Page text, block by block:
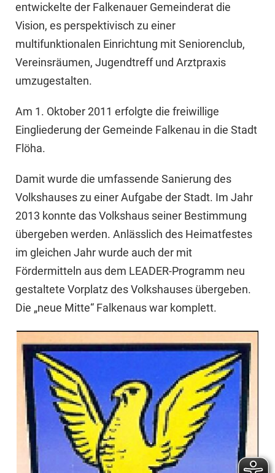
entwickelte der Falkenauer Gemeinderat die
Vision, es perspektivisch zu einer
multifunktionalen Einrichtung mit Seniorenclub,
Vereinsräumen, Jugendtreff und Arztpraxis
umzugestalten.
Am 1. Oktober 2011 erfolgte die freiwillige
Eingliederung der Gemeinde Falkenau in die Stadt
Flöha.
Damit wurde die umfassende Sanierung des
Volkshauses zu einer Aufgabe der Stadt. Im Jahr
2013 konnte das Volkshaus seiner Bestimmung
übergeben werden. Anlässlich des Heimatfestes
im gleichen Jahr wurde auch der mit
Fördermitteln aus dem LEADER-Programm neu
gestaltete Vorplatz des Volkshauses übergeben.
Die „neue Mitte“ Falkenaus war komplett.